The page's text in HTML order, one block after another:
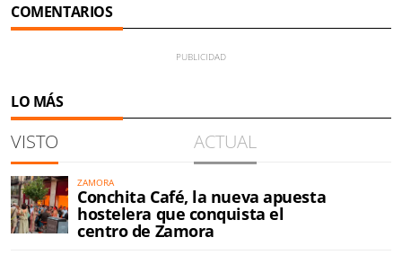
COMENTARIOS
LO MÁS
VISTO ACTUAL
ZAMORA
Conchita Café, la nueva apuesta
hostelera que conquista el
centro de Zamora